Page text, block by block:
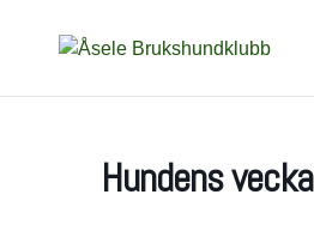
Hundens vecka